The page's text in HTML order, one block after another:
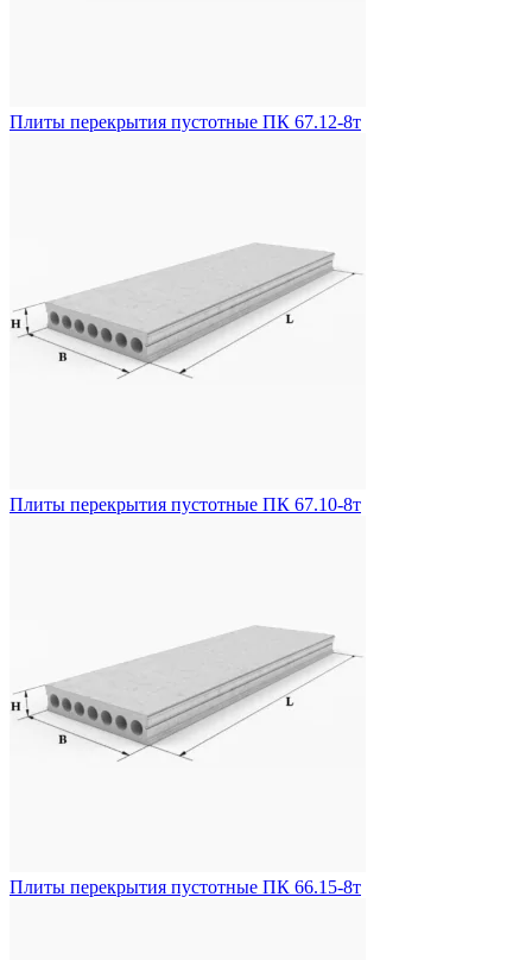
Плиты перекрытия пустотные ПК 67.12-8т
Плиты перекрытия пустотные ПК 67.10-8т
Плиты перекрытия пустотные ПК 66.15-8т